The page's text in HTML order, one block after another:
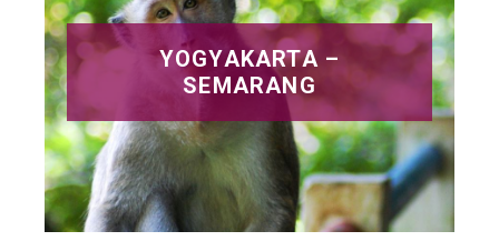
YOGYAKARTA –
SEMARANG